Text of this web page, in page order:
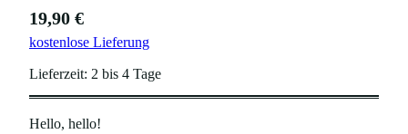
19,90 €
kostenlose Lieferung
Lieferzeit: 2 bis 4 Tage
Hello, hello!